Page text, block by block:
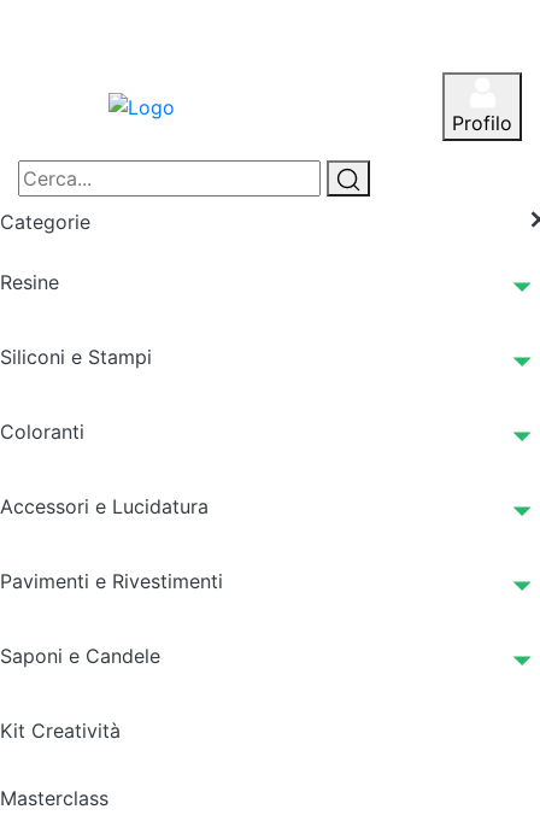
Profilo
Categorie
Resine
Siliconi e Stampi
Coloranti
Accessori e Lucidatura
Pavimenti e Rivestimenti
Saponi e Candele
Kit Creatività
Masterclass